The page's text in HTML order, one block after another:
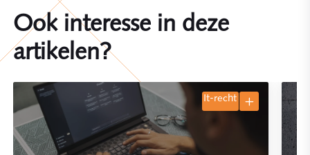
Ook interesse in deze
artikelen?
it-recht